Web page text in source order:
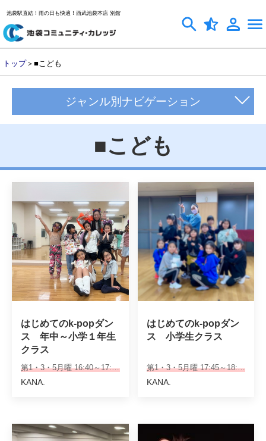
池袋駅直結！雨の日も快適！西武池袋本店 別館
トップ＞■こども
ジャンル別ナビゲーション
■こども
はじめてのk-popダン
ス　年中～小学１年生
クラス
第1・3・5月曜 16:40～17:30
KANA.
はじめてのk-popダン
ス　小学生クラス
第1・3・5月曜 17:45～18:45
KANA.